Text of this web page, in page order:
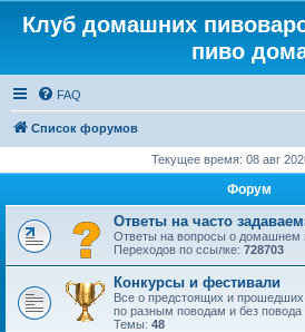
Клуб домашних
пиво
FAQ
Список форумов
Текущее время: 08 авг
Форум
Ответы на часто
Ответы на вопросы о домашнем
Переходов по ссылке: 728703
Конкурсы и фестивали
Все о предстоящих и
по разным поводам и без повода
Темы: 48